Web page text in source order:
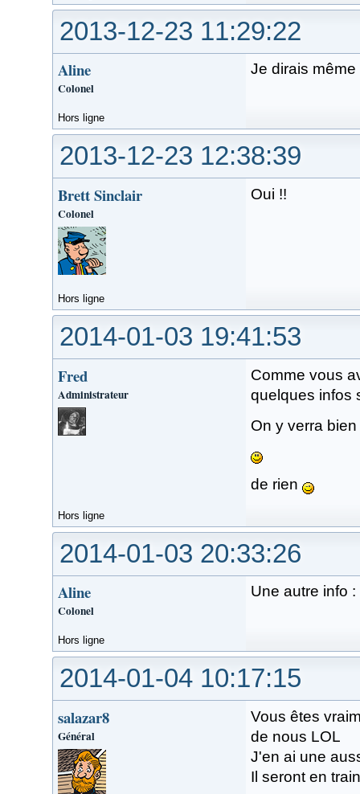
2013-12-23 11:29:22
Aline
Colonel
Je dirais
Hors ligne
2013-12-23 12:38:39
Brett Sinclair
Colonel
Oui !!
Hors ligne
2014-01-03 19:41:53
Fred
Administrateur
Comme vous
quelques infos
On y verra
de rien
Hors ligne
2014-01-03 20:33:26
Aline
Colonel
Une autre info
Hors ligne
2014-01-04 10:17:15
salazar8
Général
Vous êtes
de nous LOL
J'en ai une
Il seront en